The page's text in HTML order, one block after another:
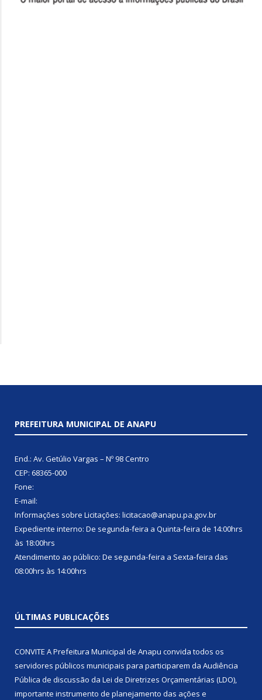
PREFEITURA MUNICIPAL DE ANAPU
End.: Av. Getúlio Vargas – Nº 98 Centro
CEP: 68365-000
Fone:
E-mail:
Informações sobre Licitações: licitacao@anapu.pa.gov.br
Expediente interno: De segunda-feira a Quinta-feira de 14:00hrs
às 18:00hrs
Atendimento ao público: De segunda-feira a Sexta-feira das
08:00hrs às 14:00hrs
ÚLTIMAS PUBLICAÇÕES
CONVITE A Prefeitura Municipal de Anapu convida todos os
servidores públicos municipais para participarem da Audiência
Pública de discussão da Lei de Diretrizes Orçamentárias (LDO),
importante instrumento de planejamento das ações e